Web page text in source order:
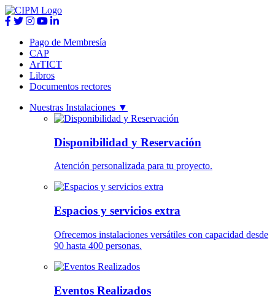
Pago de Membresía
CAP
ArTICT
Libros
Documentos rectores
Nuestras Instalaciones ▼
Disponibilidad y Reservación
Atención personalizada para tu proyecto.
Espacios y servicios extra
Ofrecemos instalaciones versátiles con capacidad desde
90 hasta 400 personas.
Eventos Realizados